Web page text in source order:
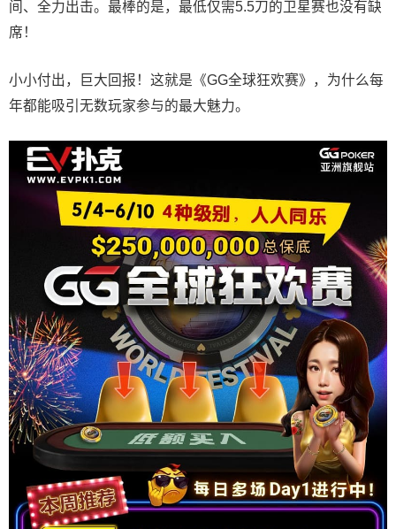
间、全力出击。最棒的是，最低仅需5.5刀的卫星赛也没有缺
席！
小小付出，巨大回报！这就是《GG全球狂欢赛》，为什么每
年都能吸引无数玩家参与的最大魅力。